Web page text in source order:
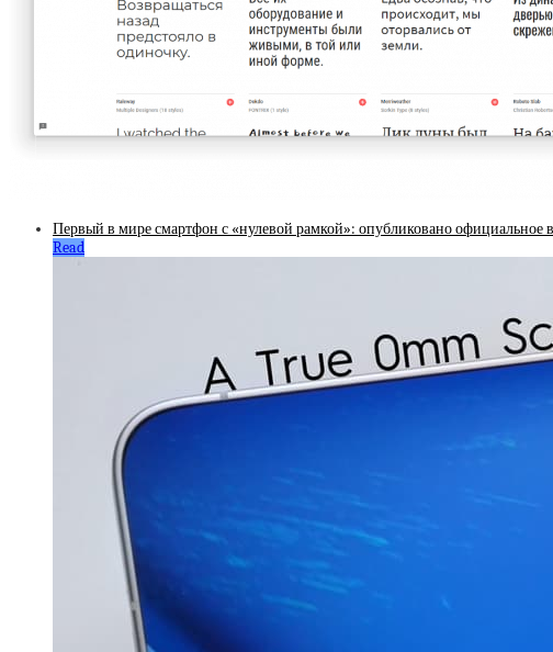
Первый в мире смартфон с «нулевой рамкой»: опубликовано официальное
Read